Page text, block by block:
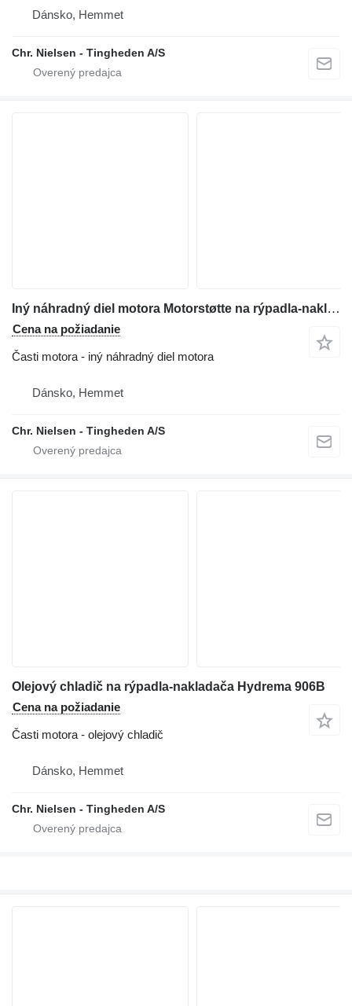
Dánsko, Hemmet
Chr. Nielsen - Tingheden A/S
Iný náhradný diel motora Motorstøtte na rýpadla-nakladača Hydrema 906
Cena na požiadanie
Časti motora - iný náhradný diel motora
Dánsko, Hemmet
Chr. Nielsen - Tingheden A/S
Olejový chladič na rýpadla-nakladača Hydrema 906B
Cena na požiadanie
Časti motora - olejový chladič
Dánsko, Hemmet
Chr. Nielsen - Tingheden A/S